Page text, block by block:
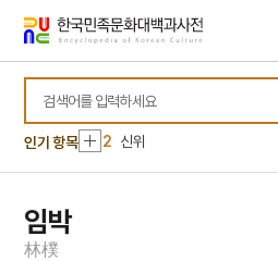
바로가기
바로가기
검색
인기 항목
10 달서구
1 금성대군
2 신위
3 이리역 폭발 사고
임박
林樸